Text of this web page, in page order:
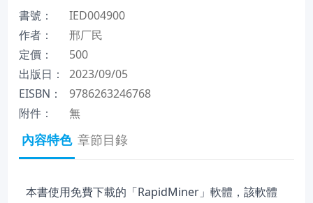
書號：
IED004900
作者：
邢厂民
定價：
500
出版日：
2023/09/05
EISBN：
9786263246768
附件：
無
內容特色 章節目錄
本書使用免費下載的「RapidMiner」軟體，該軟體